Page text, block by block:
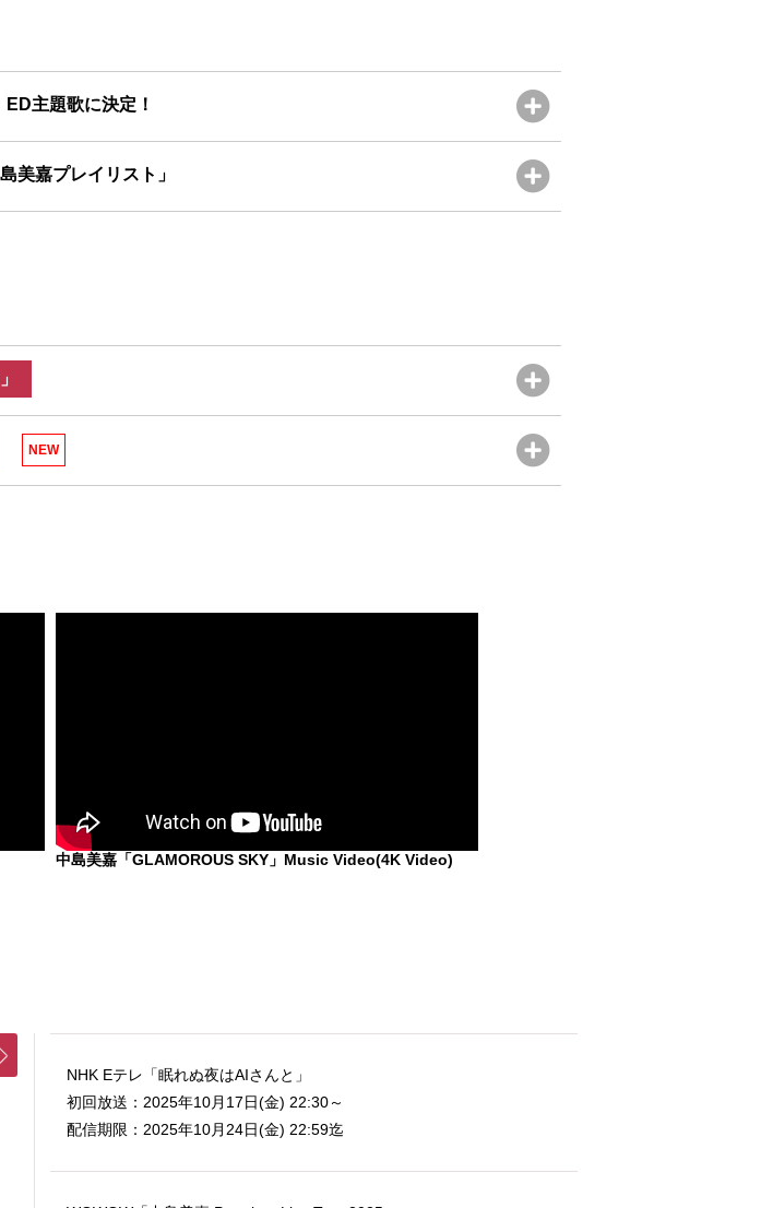
主題歌に決定！
美嘉プレイリスト」
NEW
中島美嘉「GLAMOROUS SKY」Music Video(4K Video)
NHK Eテレ「眠れぬ夜はAIさんと」
初回放送：2025年10月17日(金) 22:30～
配信期限：2025年10月24日(金) 22:59迄